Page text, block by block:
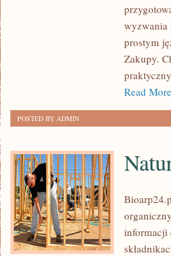
wyzwania
prostym
Zakupy.
Read
POSTED BY ADMIN
informacji